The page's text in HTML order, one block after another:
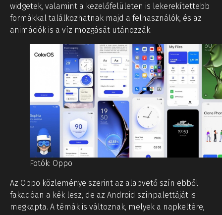
widgetek, valamint a kezelőfelületen is lekerekítettebb
formákkal találkozhatnak majd a felhasználók, és az
animációk is a víz mozgását utánozzák.
Fotók: Oppo
Az Oppo közleménye szerint az alapvető szín ebből
fakadóan a kék lesz, de az Android színpalettáját is
megkapta. A témák is változnak, melyek a napkeltére,